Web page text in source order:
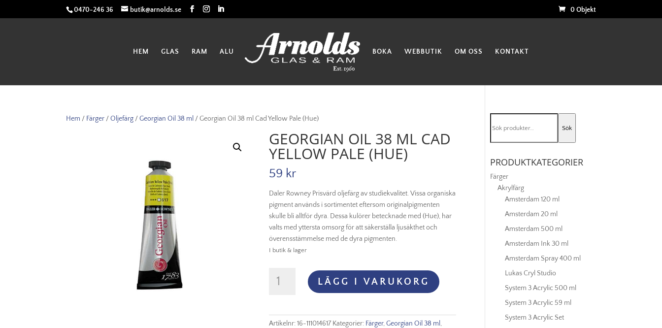
0470-246 36 butik@arnolds.se 0 Objekt
HEM GLAS RAM ALU BOKA WEBBUTIK OM OSS KONTAKT
Hem / Färger /Oljefärg /Georgian Oil 38 ml / Georgian Oil 38 ml Cad Yellow Pale (Hue)
GEORGIAN OIL 38 ML CAD
YELLOW PALE (HUE)
59 kr
Daler Rowney Prisvärd oljefärg av studiekvalitet. Vissa organiska
pigment används i sortimentet eftersom originalpigmenten
skulle bli alltför dyra. Dessa kulörer betecknade med (Hue), har
valts med yttersta omsorg för att säkerställa ljusäkthet och
överensstämmelse med de dyra pigmenten.
I butik & lager
LÄGG I VARUKORG
Artikelnr:16-111014617 Kategorier: Färger,Georgian Oil 38 ml ,
efter:
Sök
PRODUKTKATEGORIER
Färger
Akrylfärg
Amsterdam 120 ml
Amsterdam 20 ml
Amsterdam 500 ml
Amsterdam Ink 30 ml
Amsterdam Spray 400 ml
Lukas Cryl Studio
System 3 Acrylic 500 ml
System 3 Acrylic 59 ml
System 3 Acrylic Set